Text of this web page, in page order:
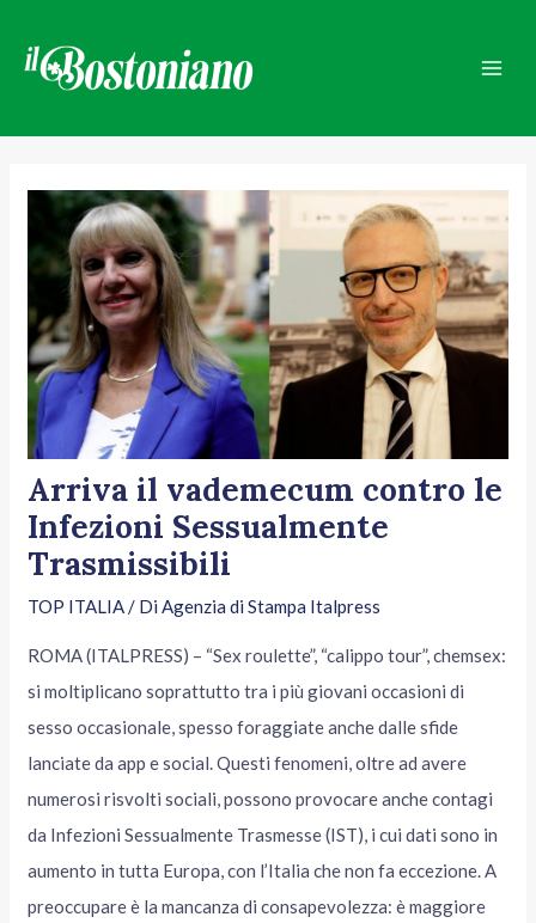
contenuto
Arriva il vademecum contro le
Infezioni Sessualmente
Trasmissibili
TOP ITALIA/ DiAgenzia di Stampa Italpress
ROMA (ITALPRESS) – “Sex roulette”, “calippo tour”, chemsex:
si moltiplicano soprattutto tra i più giovani occasioni di
sesso occasionale, spesso foraggiate anche dalle sfide
lanciate da app e social. Questi fenomeni, oltre ad avere
numerosi risvolti sociali, possono provocare anche contagi
da Infezioni Sessualmente Trasmesse (IST), i cui dati sono in
aumento in tutta Europa, con l’Italia che non fa eccezione. A
preoccupare è la mancanza di consapevolezza: è maggiore
articoli